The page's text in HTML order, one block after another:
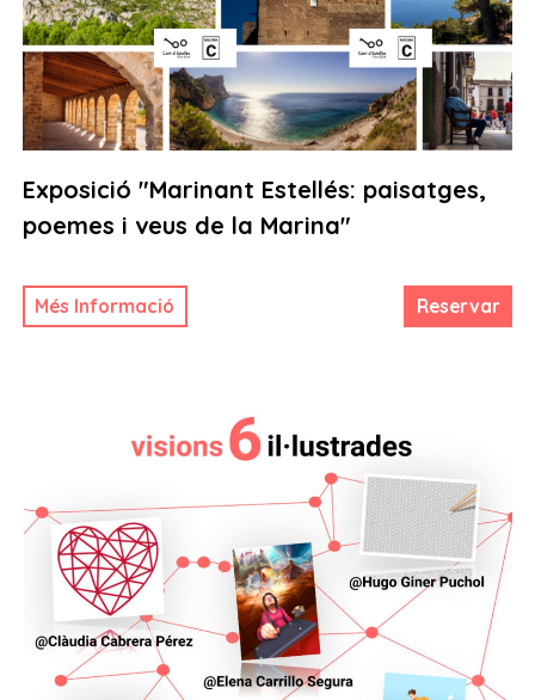
Exposició "Marinant Estellés: paisatges,
poemes i veus de la Marina"
Més Informació Reservar